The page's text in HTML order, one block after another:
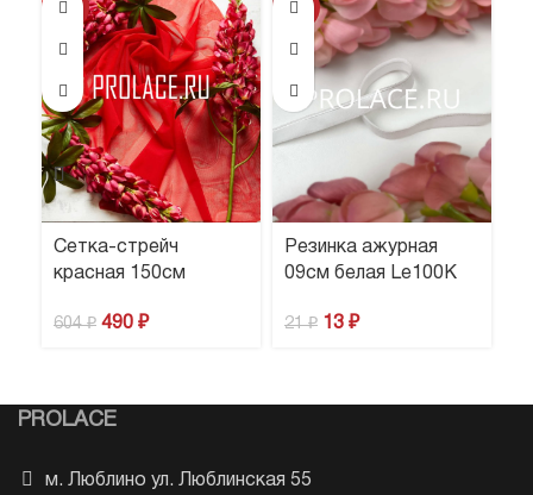
Сетка-стрейч
красная 150см
604₽ 490 ₽
Резинка ажурная
09см белая Le100K
21₽ 13 ₽
PROLACE
м. Люблино ул. Люблинская 55